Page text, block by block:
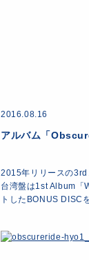
2016.08.16
アルバム「
2015年リリースの
台湾盤は1st Album「
トしたBONUS DISC